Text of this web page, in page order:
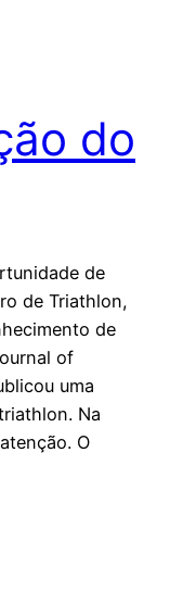
do
de
de Triathlon,
de
of
uma
Na
O